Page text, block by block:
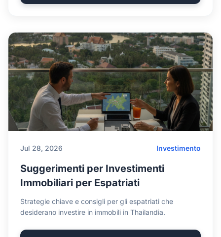
Jul 28, 2026 Investimento
Suggerimenti per Investimenti
Immobiliari per Espatriati
Strategie chiave e consigli per gli espatriati che
desiderano investire in immobili in Thailandia.